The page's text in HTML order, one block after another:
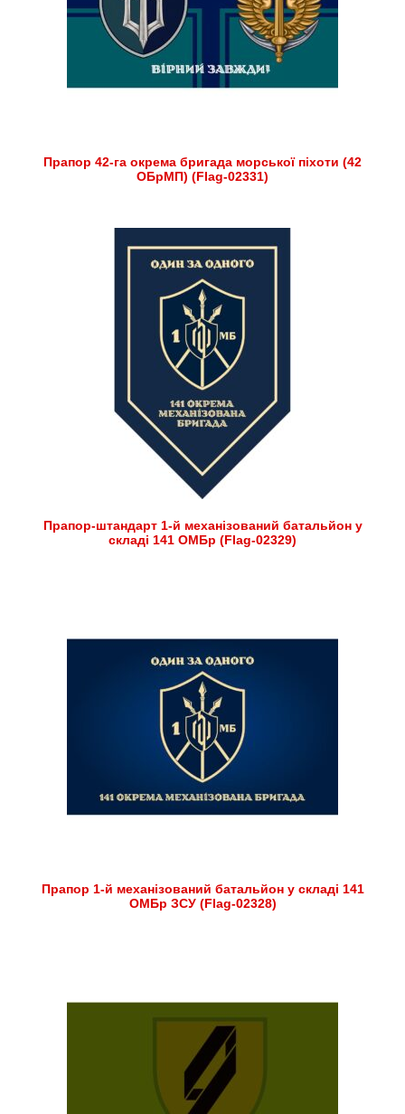
Прапор 42-га окрема бригада морської піхоти (42
ОБрМП) (Flag-02331)
Прапор-штандарт 1-й механізований батальйон у
складі 141 ОМБр (Flag-02329)
Прапор 1-й механізований батальйон у складі 141
ОМБр ЗСУ (Flag-02328)